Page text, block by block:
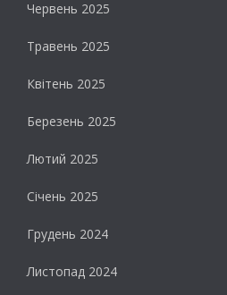
Червень 2025
Травень 2025
Квітень 2025
Березень 2025
Лютий 2025
Січень 2025
Грудень 2024
Листопад 2024